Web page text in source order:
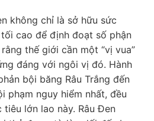
không chỉ là sở hữu sức
cao để định đoạt số phận
thế giới cần một “vị vua”
đáng với ngôi vị đó. Hành
bội băng Râu Trắng đến
phạm nguy hiểm nhất, đều
tiêu lớn lao này. Râu Đen